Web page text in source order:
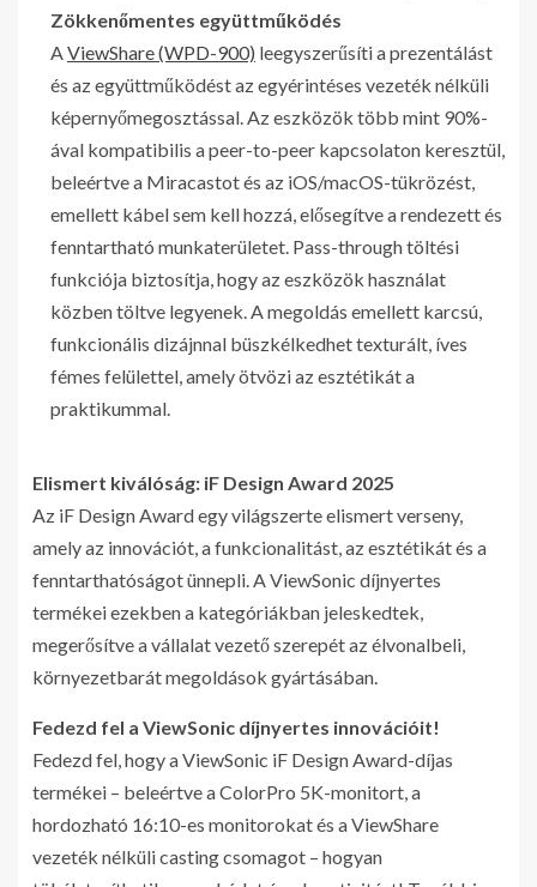
Zökkenőmentes együttműködés
A ViewShare (WPD-900) leegyszerűsíti a prezentálást
és az együttműködést az egyérintéses vezeték nélküli
képernyőmegosztással. Az eszközök több mint 90%-
ával kompatibilis a peer-to-peer kapcsolaton keresztül,
beleértve a Miracastot és az iOS/macOS-tükrözést,
emellett kábel sem kell hozzá, elősegítve a rendezett és
fenntartható munkaterületet. Pass-through töltési
funkciója biztosítja, hogy az eszközök használat
közben töltve legyenek. A megoldás emellett karcsú,
funkcionális dizájnnal büszkélkedhet texturált, íves
fémes felülettel, amely ötvözi az esztétikát a
praktikummal.
Elismert kiválóság: iF Design Award 2025
Az iF Design Award egy világszerte elismert verseny,
amely az innovációt, a funkcionalitást, az esztétikát és a
fenntarthatóságot ünnepli. A ViewSonic díjnyertes
termékei ezekben a kategóriákban jeleskedtek,
megerősítve a vállalat vezető szerepét az élvonalbeli,
környezetbarát megoldások gyártásában.
Fedezd fel a ViewSonic díjnyertes innovációit!
Fedezd fel, hogy a ViewSonic iF Design Award-díjas
termékei – beleértve a ColorPro 5K-monitort, a
hordozható 16:10-es monitorokat és a ViewShare
vezeték nélküli casting csomagot – hogyan